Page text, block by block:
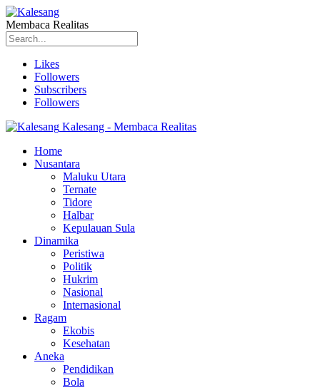
Membaca Realitas
Likes
Followers
Subscribers
Followers
Kalesang - Membaca Realitas
Home
Nusantara
Maluku Utara
Ternate
Tidore
Halbar
Kepulauan Sula
Dinamika
Peristiwa
Politik
Hukrim
Nasional
Internasional
Ragam
Ekobis
Kesehatan
Aneka
Pendidikan
Bola